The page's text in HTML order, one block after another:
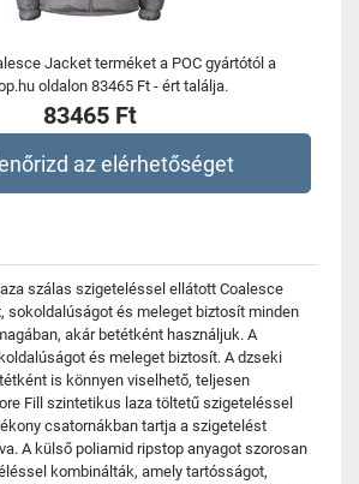
Jacket terméket a POC gyártótól a
oldalon 83465 Ft - ért találja.
83465 Ft
az elérhetőséget
szálas szigeteléssel ellátott Coalesce
sokoldalúságot és meleget biztosít minden
akár betétként használjuk. A
és meleget biztosít. A dzseki
is könnyen viselhető, teljesen
Fill szintetikus laza töltetű szigeteléssel
csatornákban tartja a szigetelést
A külső poliamid ripstop anyagot szorosan
kombinálták, amely tartósságot,